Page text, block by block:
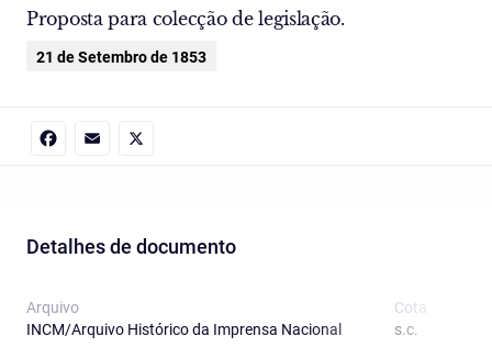
Proposta para colecção de legislação.
21 de Setembro de 1853
Detalhes de documento
Arquivo
INCM/Arquivo Histórico da Imprensa Nacional
Cota
s.c.